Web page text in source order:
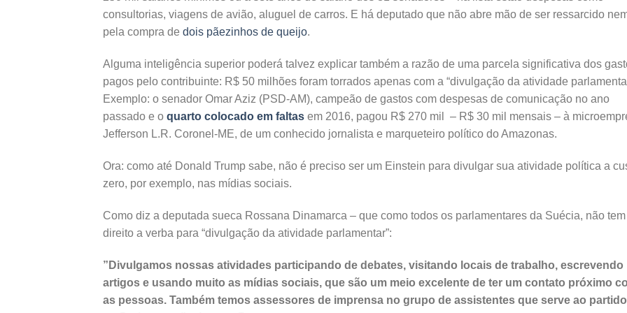
consultorias, viagens de avião, aluguel de carros. E há deputado que não abre mão de ser ressarcido
pela compra de dois pãezinhos de queijo.
Alguma inteligência superior poderá talvez explicar também a razão de uma parcela significativa dos
pagos pelo contribuinte: R$ 50 milhões foram torrados apenas com a “divulgação da atividade
Exemplo: o senador Omar Aziz (PSD-AM), campeão de gastos com despesas de comunicação no ano
passado e o quarto colocado em faltas em 2016, pagou R$ 270 mil – R$ 30 mil mensais – à
Jefferson L.R. Coronel-ME, de um conhecido jornalista e marqueteiro político do Amazonas.
Ora: como até Donald Trump sabe, não é preciso ser um Einstein para divulgar sua atividade política a
zero, por exemplo, nas mídias sociais.
Como diz a deputada sueca Rossana Dinamarca – que como todos os parlamentares da Suécia, não tem
direito a verba para “divulgação da atividade parlamentar”:
”Divulgamos nossas atividades participando de debates, visitando locais de trabalho, escrevendo
artigos e usando muito as mídias sociais, que são um meio excelente de ter um contato próximo
as pessoas. Também temos assessores de imprensa no grupo de assistentes que serve ao